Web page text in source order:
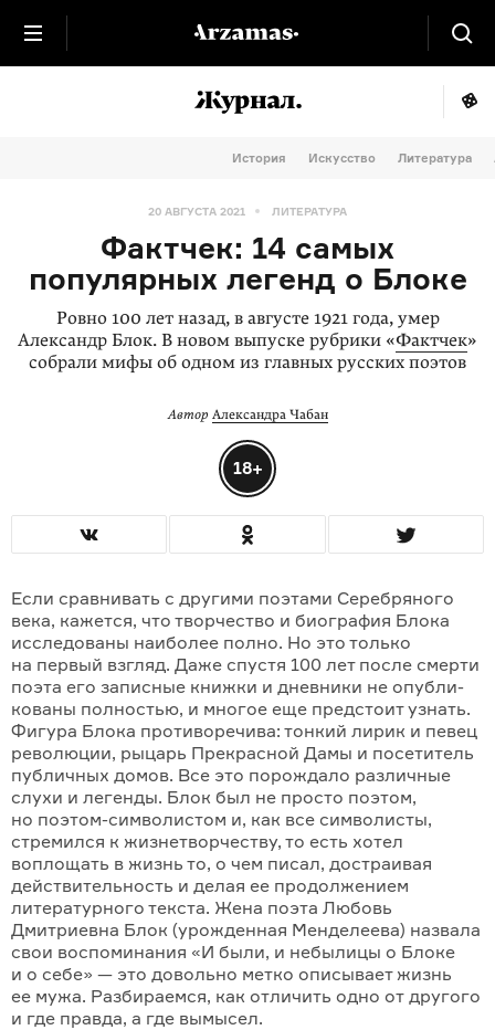
История Искусство Литература
20 АВГУСТА 2021 ЛИТЕРАТУРА
Фактчек: 14 самых
популярных легенд о Блоке
Ровно 100 лет назад, в августе 1921 года, умер
Александр Блок. В новом выпуске рубрики «Фактчек»
собрали мифы об одном из главных русских поэтов
Автор Александра Чабан
18+
Если сравнивать с другими поэтами Серебряного
века, кажется, что творчество и биография Блока
исследованы наиболее полно. Но это только
на первый взгляд. Даже спустя 100 лет после смерти
поэта его записные книжки и дневники не опубли­
ко­ваны полностью, и многое еще предстоит узнать.
Фигура Блока противо­речива: тонкий лирик и певец
революции, рыцарь Прекрасной Дамы и посетитель
публичных домов. Все это поро­ждало различные
слухи и легенды. Блок был не просто поэтом,
но поэтом-символистом и, как все символисты,
стремился к жизнетворчеству, то есть хотел
воплощать в жизнь то, о чем писал, достраивая
действительность и делая ее продолжением
литературного текста. Жена поэта Любовь
Дмитриевна Блок (урожденная Менделеева) назвала
свои воспоминания «И были, и небылицы о Блоке
и о себе» — это довольно метко описывает жизнь
ее мужа. Разбираемся, как отличить одно от другого
и где правда, а где вымысел.